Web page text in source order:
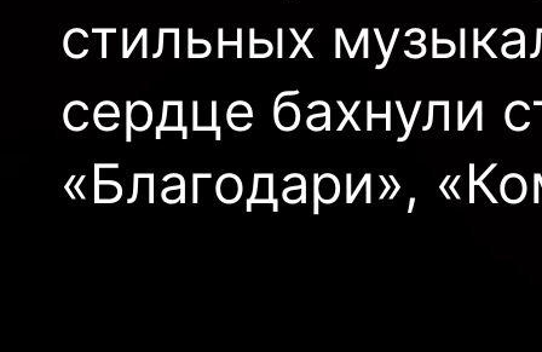
стильных
сердце бахнули
«Благодари»,